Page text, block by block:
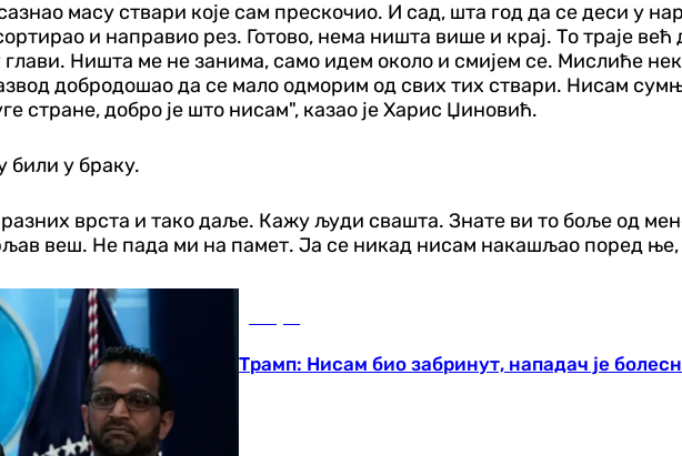
масу ствари које сам прескочио. И сад, шта год да се деси у
и направио рез. Готово, нема ништа више и крај. То траје
Ништа ме не занима, само идем около и смијем се. Мислиће
добродошао да се мало одморим од свих тих ствари. Нисам
стране, добро је што нисам", казао је Харис Џиновић.
били у браку.
разних врста и тако даље. Кажу људи свашта. Знате ви то боље од
веш. Не пада ми на памет. Ја се никад нисам накашљао поред ње,
Трамп: Нисам био забринут, нападач је